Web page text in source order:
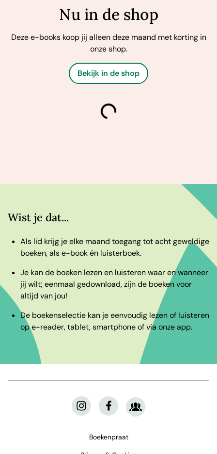
Nu in de shop
Deze e-books koop jij alleen deze maand met korting in
onze shop.
Bekijk in de shop
laden
Wist je dat...
Als lid krijg je elke maand toegang tot acht geweldige
boeken, als e-book én luisterboek.
Je kan de boeken lezen en luisteren waar en wanneer
jij wilt; eenmaal gedownload, zijn de boeken voor
altijd van jou!
De boekenselectie kan je eenvoudig lezen of luisteren
op e-reader, tablet, smartphone of via onze app.
Boekenpraat